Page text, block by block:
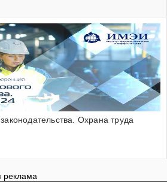
Охрана труда
реклама